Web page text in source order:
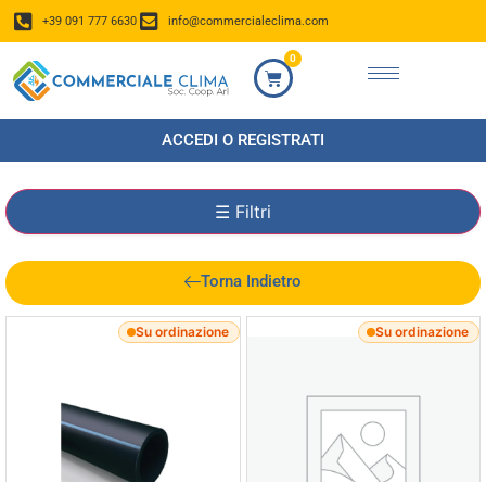
+39 091 777 6630 info@commercialeclima.com
0
ACCEDI O REGISTRATI
Torna Indietro
☰ Filtri
Su ordinazione Su ordinazione